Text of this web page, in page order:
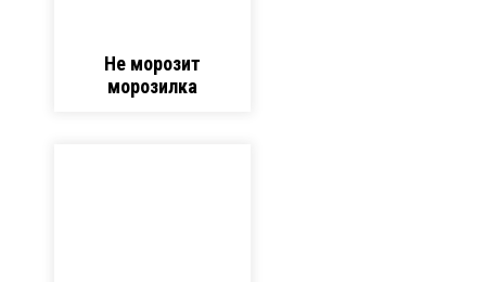
Не морозит
морозилка